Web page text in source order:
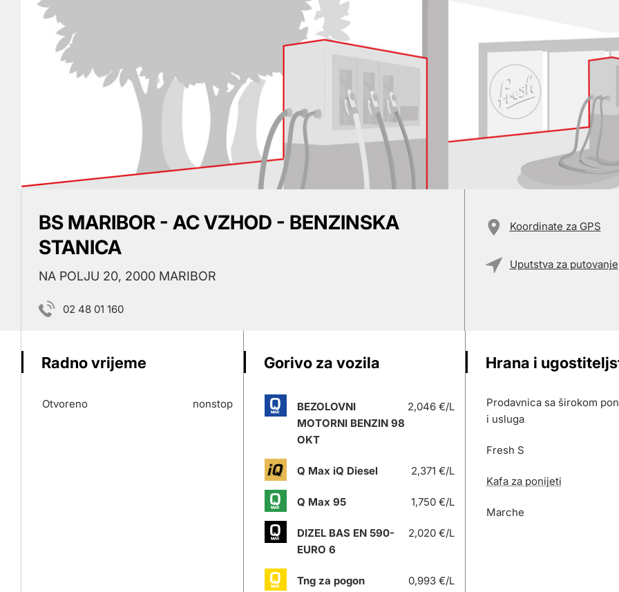
BS MARIBOR - AC VZHOD - BENZINSKA
STANICA
NA POLJU 20, 2000 MARIBOR
02 48 01 160
Koordinate za GPS
Uputstva za putovanje
Radno vrijeme
Otvoreno nonstop
Gorivo za vozila
BEZOLOVNI
MOTORNI BENZIN 98
OKT
2,046 €/L
Q Max iQ Diesel 2,371 €/L
Q Max 95 1,750 €/L
DIZEL BAS EN 590-
EURO 6
2,020 €/L
Tng za pogon
0,993 €/L
Hrana i
Prodavnica sa širokom
i usluga
Fresh S
Kafa za ponijeti
Marche